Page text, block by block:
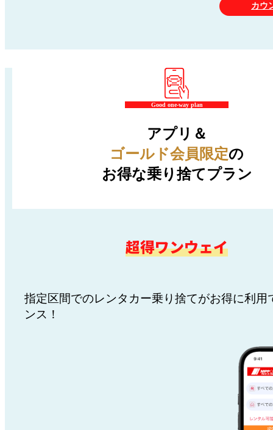
カウ
Good one-way plan
アプリ＆
ゴールド会員限定の
お得な乗り捨てプラン
超得ワンウェイ
指定区間でのレンタカー乗り捨てがお得に利用
ンス！